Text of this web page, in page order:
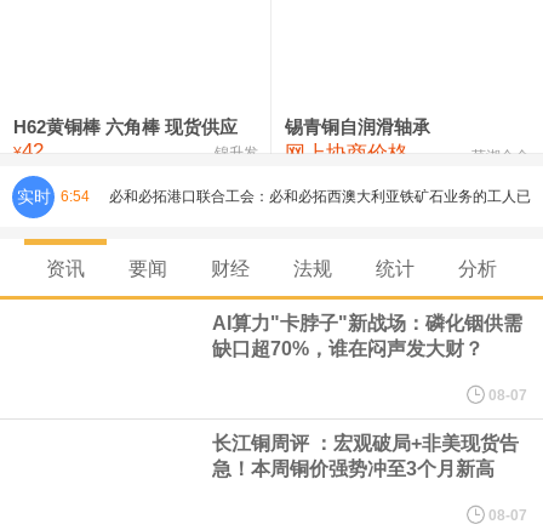
氯化镍 38,300—40,300 39,300 0
H62黄铜棒 六角棒 现货供应
¥42 锦升发
锡青铜自润滑轴承
网上协商价格 芜湖合金
实时 6:54 必和必拓港口联合工会：必和必拓西澳大利亚铁矿石业务的工人已
通知，将于8月9日实施24小时停工。
8月7日，宇树科技董事长王兴兴网上路演时表示，报告期内，公司
元，最近3年复合增长率达70.36%，呈快速增长趋势，并形成多项
资讯 要闻 财经 法规 统计 分析
AI算力"卡脖子"新战场：磷化铟供需
缺口超70%，谁在闷声发大财？
08-07
长江铜周评 ：宏观破局+非美现货告
急！本周铜价强势冲至3个月新高
08-07